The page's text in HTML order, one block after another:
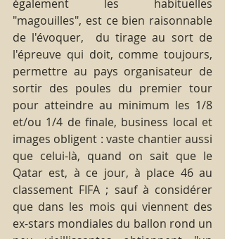
également les habituelles
"magouilles", est ce bien raisonnable
de l'évoquer,  du tirage au sort de
l'épreuve qui doit, comme toujours,
permettre au pays organisateur de
sortir des poules du premier tour
pour atteindre au minimum les 1/8
et/ou 1/4 de finale, business local et
images obligent : vaste chantier aussi
que celui-là, quand on sait que le
Qatar est, à ce jour, à place 46 au
classement FIFA ; sauf à considérer
que dans les mois qui viennent des
ex-stars mondiales du ballon rond un